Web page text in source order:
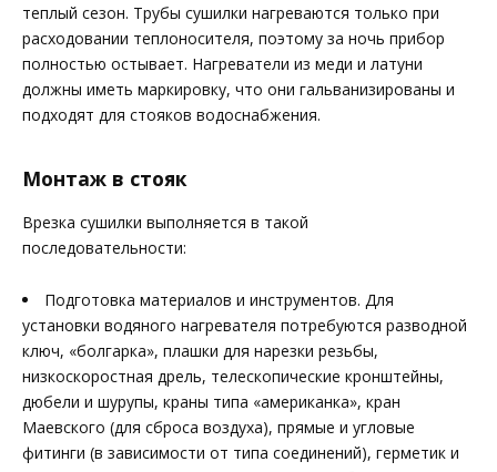
теплый сезон. Трубы сушилки нагреваются только при
расходовании теплоносителя, поэтому за ночь прибор
полностью остывает. Нагреватели из меди и латуни
должны иметь маркировку, что они гальванизированы и
подходят для стояков водоснабжения.
Монтаж в стояк
Врезка сушилки выполняется в такой
последовательности:
Подготовка материалов и инструментов. Для
установки водяного нагревателя потребуются разводной
ключ, «болгарка», плашки для нарезки резьбы,
низкоскоростная дрель, телескопические кронштейны,
дюбели и шурупы, краны типа «американка», кран
Маевского (для сброса воздуха), прямые и угловые
фитинги (в зависимости от типа соединений), герметик и